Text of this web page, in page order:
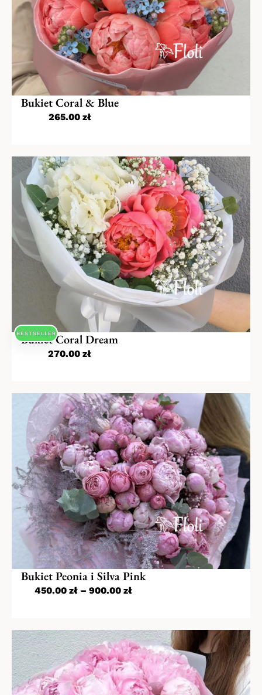
Bukiet Coral & Blue
265.00 zł
Bukiet Coral Dream
270.00 zł
BESTSELLER
Bukiet Peonia i Silva Pink
450.00 zł – 900.00 zł
Kwiaty na Dzień Babci i Dziadka
Kwiaty na Walentynki
Dzień Kobiet
Kwiaty na Dzień Mamy